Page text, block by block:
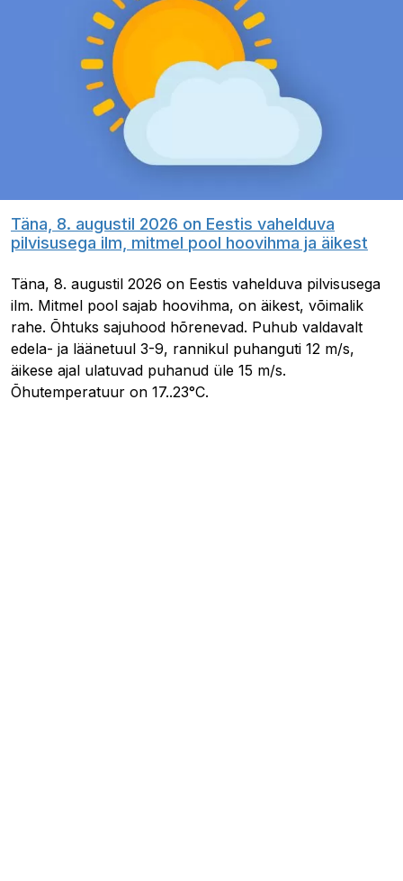
Täna, 8. augustil 2026 on Eestis vahelduva
pilvisusega ilm, mitmel pool hoovihma ja äikest
Täna, 8. augustil 2026 on Eestis vahelduva pilvisusega
ilm. Mitmel pool sajab hoovihma, on äikest, võimalik
rahe. Õhtuks sajuhood hõrenevad. Puhub valdavalt
edela- ja läänetuul 3-9, rannikul puhanguti 12 m/s,
äikese ajal ulatuvad puhanud üle 15 m/s.
Õhutemperatuur on 17..23°C.